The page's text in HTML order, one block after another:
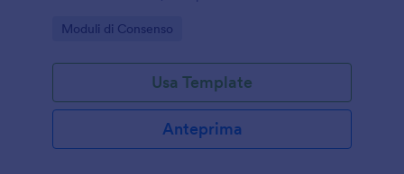
pronto all’uso.
Go to Category:
Moduli di Consenso
Usa Template
Anteprima